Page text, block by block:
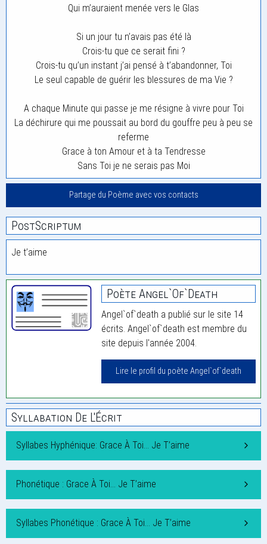
Qui m’auraient menée vers le Glas
Si un jour tu n’avais pas été là
Crois-tu que ce serait fini ?
Crois-tu qu’un instant j’ai pensé à t’abandonner, Toi
Le seul capable de guérir les blessures de ma Vie ?
A chaque Minute qui passe je me résigne à vivre pour Toi
La déchirure qui me poussait au bord du gouffre peu à peu se
referme
Grace à ton Amour et à ta Tendresse
Sans Toi je ne serais pas Moi
Partage du Poème avec vos contacts
PostScriptum
Je t’aime
Poète Angel`of`death
Angel`of`death a publié sur le site 14
écrits. Angel`of`death est membre du
site depuis l'année 2004.
Lire le profil du poète Angel`of`death
Syllabation De L'Écrit
Syllabes Hyphénique: Grace À Toi… Je T’aime
Phonétique : Grace À Toi… Je T’aime
Syllabes Phonétique : Grace À Toi… Je T’aime